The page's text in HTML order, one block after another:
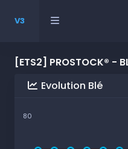
V3
[ETS2] PROSTOCK® -
Evolution Blé
80